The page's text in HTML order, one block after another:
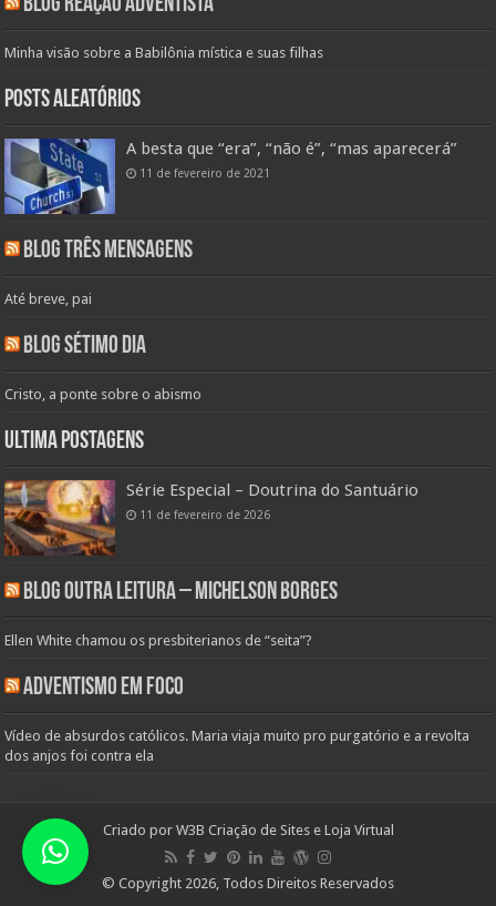
Minha visão sobre a Babilônia mística e suas filhas
Posts aleatórios
A besta que “era”, “não é”, “mas aparecerá”
11 de fevereiro de 2021
Blog Três Mensagens
Até breve, pai
Blog Sétimo Dia
Cristo, a ponte sobre o abismo
Ultima Postagens
Série Especial – Doutrina do Santuário
11 de fevereiro de 2026
Blog Outra Leitura – Michelson Borges
Ellen White chamou os presbiterianos de “seita”?
Adventismo em Foco
Vídeo de absurdos católicos. Maria viaja muito pro purgatório e a revolta
dos anjos foi contra ela
Criado por W3B Criação de Sites e Loja Virtual
© Copyright 2026, Todos Direitos Reservados